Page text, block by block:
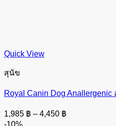
Quick View
สุนัข
Royal Canin Dog
1,985 ฿ – 4,450 ฿
-10%